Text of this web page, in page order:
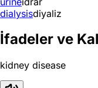
dialysisdiyaliz
İfadeler ve
kidney disease